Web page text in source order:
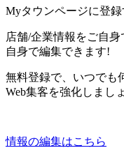
Myタウンページに登録
店舗/企業情報をご自
自身で編集できます!
無料登録で、いつでも
Web集客を強化しまし
情報の編集はこちら